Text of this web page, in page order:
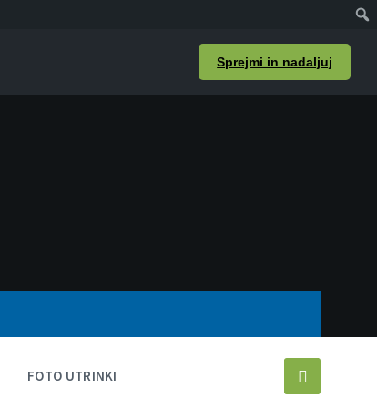
Sprejmi in nadaljuj
FOTO UTRINKI
Išči